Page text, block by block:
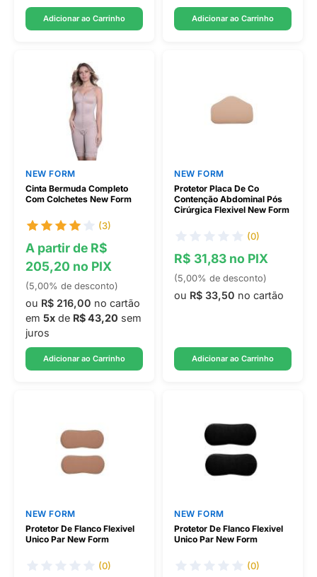
Adicionar ao Carrinho Adicionar ao Carrinho
NEW FORM
Cinta Bermuda Completo
Com Colchetes New Form
(3)
A partir de R$
205,20 no PIX
(5,00% de desconto)
ou R$ 216,00 no cartão
em 5x de R$ 43,20 sem
juros
Adicionar ao Carrinho
NEW FORM
Protetor Placa De Co
Contenção Abdominal Pós
Cirúrgica Flexivel New Form
(0)
R$ 31,83 no PIX
(5,00% de desconto)
ou R$ 33,50 no cartão
Adicionar ao Carrinho
NEW FORM
Protetor De Flanco Flexivel
Unico Par New Form
(0)
NEW FORM
Protetor De Flanco Flexivel
Unico Par New Form
(0)